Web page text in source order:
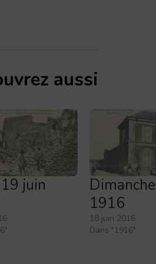
aussi
juin
1916
18 juin 2016
Dans "1916"